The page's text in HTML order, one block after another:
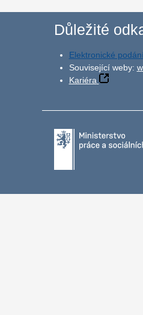
Důležité
Elektronické
Související weby:
Kariéra